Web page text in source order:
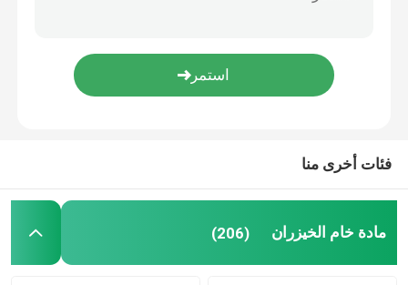
أرضيات الخيزران الصلبة
لوحات الخيزران
الخيزران الرول الستائر
فئات أخرى منا
مادة خام الخيزران (206)